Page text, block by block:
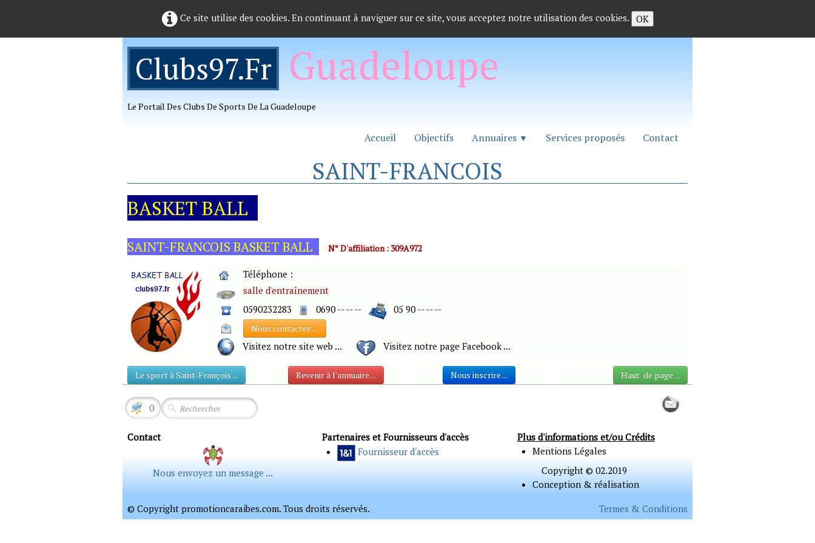
Ce site utilise des cookies. En continuant à naviguer sur ce site, vous acceptez notre utilisation des cookies. OK
Clubs97.frGuadeloupe
Le Portail Des Clubs De Sports De La Guadeloupe
Accueil Objectifs Annuaires ▼ Services proposés Contact
SAINT-FRANCOIS
BASKET BALL
SAINT-FRANCOIS BASKET BALL N° D'affiliation : 309A972
Téléphone :
salle d'entraînement
0590232283
0690 -- -- -- 05 90 -- -- --
Nous contacter ...
Visitez notre site web ... Visitez notre page Facebook ...
Le sport à Saint-François ... Revenir à l'annuaire ... Nous inscrire ... Haut de page ...
0
Contact
Nous envoyez un message ...
Partenaires et Fournisseurs d'accès
Fournisseur d'accès
Plus d'informations et/ou Crédits
Mentions Légales
Copyright © 02.2019
Conception & réalisation
© Copyright promotioncaraibes.com. Tous droits réservés.
Termes & Conditions